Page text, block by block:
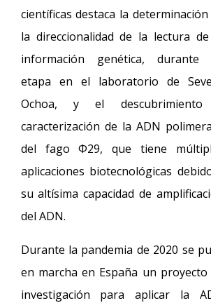
científicas destaca la determinación
la direccionalidad de la lectura
información genética, durante
etapa en el laboratorio de
Ochoa, y el
caracterización de la ADN
del fago Φ29, que tiene
aplicaciones biotecnológicas
su altísima capacidad de
del ADN.
Durante la pandemia de 2020 se
en marcha en España un proyecto
investigación para aplicar la